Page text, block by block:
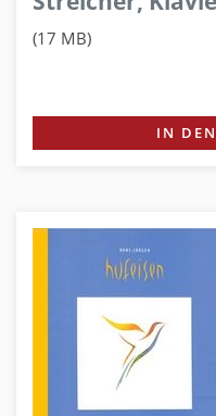
(17 MB)
IN